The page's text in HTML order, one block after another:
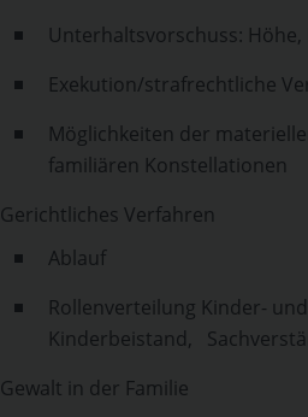
Unterhaltsvorschuss:
Exekution/strafrechtliche
Möglichkeiten der
familiären Konstellationen
Gerichtliches Verfahren
Ablauf
Rollenverteilung Kinder-
Kinderbeistand,
Gewalt in der Familie